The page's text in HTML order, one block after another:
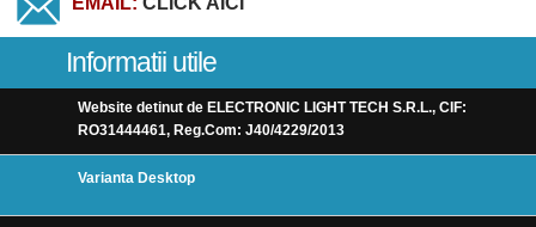
Informatii utile
Website detinut de ELECTRONIC LIGHT TECH S.R.L., CIF:
RO31444461, Reg.Com: J40/4229/2013
Varianta Desktop